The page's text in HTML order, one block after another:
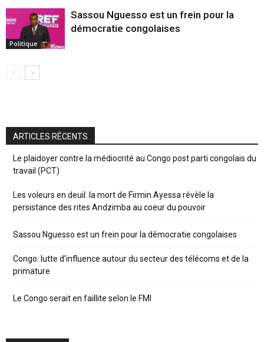
Politique
Sassou Nguesso est un frein pour la
démocratie congolaises
ARTICLES RÉCENTS
Le plaidoyer contre la médiocrité au Congo post parti congolais du
travail (PCT)
Les voleurs en deuil: la mort de Firmin Ayessa révèle la
persistance des rites Andzimba au coeur du pouvoir
Sassou Nguesso est un frein pour la démocratie congolaises
Congo: lutte d’influence autour du secteur des télécoms et de la
primature
Le Congo serait en faillite selon le FMI